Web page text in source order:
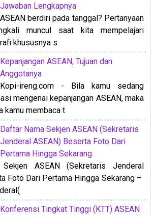
Jawaban Lengkapnya
ASEAN berdiri pada tanggal? Pertanyaan
muncul saat kita mempelajari
khususnya s
Kepanjangan ASEAN, Tujuan dan
Anggotanya
Kopi-ireng.com - Bila kamu sedang
mengenai kepanjangan ASEAN, maka
kamu membaca t
Daftar Nama Sekjen ASEAN (Sekretaris
Jenderal ASEAN) Beserta Foto Dari
Pertama Hingga Sekarang
ASEAN (Sekretaris Jenderal
Foto Dari Pertama Hingga Sekarang –
Konferensi Tingkat Tinggi (KTT) ASEAN